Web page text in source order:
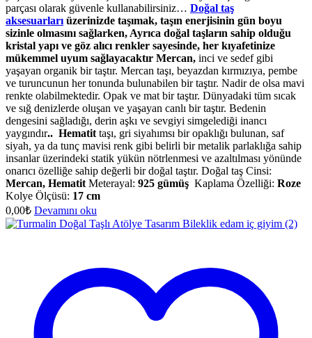
parçası olarak güvenle kullanabilirsiniz… Doğal taş
aksesuarları üzerinizde taşımak, taşın enerjisinin gün boyu
sizinle olmasını sağlarken, Ayrıca doğal taşların sahip olduğu
kristal yapı ve göz alıcı renkler sayesinde, her kıyafetinize
mükemmel uyum sağlayacaktır Mercan, inci ve sedef gibi
yaşayan organik bir taştır. Mercan taşı, beyazdan kırmızıya, pembe
ve turuncunun her tonunda bulunabilen bir taştır. Nadir de olsa mavi
renkte olabilmektedir. Opak ve mat bir taştır. Dünyadaki tüm sıcak
ve sığ denizlerde oluşan ve yaşayan canlı bir taştır. Bedenin
dengesini sağladığı, derin aşkı ve sevgiyi simgelediği inancı
yaygındır.. Hematit taşı, gri siyahımsı bir opaklığı bulunan, saf
siyah, ya da tunç mavisi renk gibi belirli bir metalik parlaklığa sahip
insanlar üzerindeki statik yükün nötrlenmesi ve azaltılması yönünde
onarıcı özelliğe sahip değerli bir doğal taştır. Doğal taş Cinsi:
Mercan, Hematit Meterayal: 925 gümüş Kaplama Özelliği: Roze
Kolye Ölçüsü: 17 cm
0,00₺ Devamını oku